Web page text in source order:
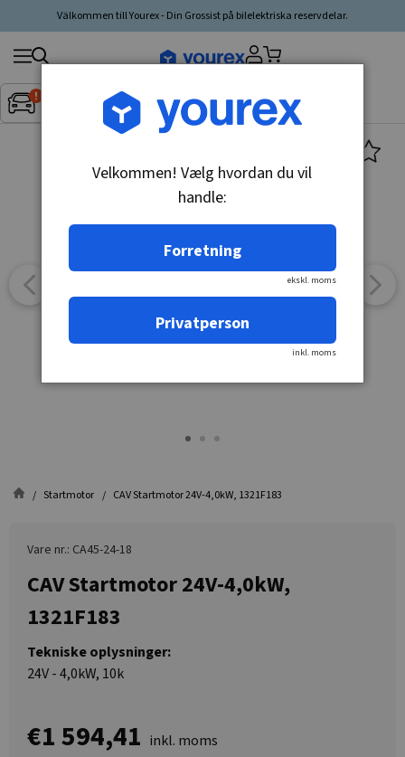
Välkommen till Yourex - Din Grossist på bilelektriska reservdelar.
Inget fordon valt▼
Søg
produkt,
producent,
Startmotor CAV Startmotor 24V-4,0kW, 1321F183
Vare nr.: CA45-24-18
CAV Startmotor 24V-4,0kW,
1321F183
Tekniske oplysninger:
24V - 4,0kW, 10k
€1 594,41 inkl. moms
Velkommen! Vælg hvordan du vil
handle:
Forretning
ekskl. moms
Privatperson
inkl. moms